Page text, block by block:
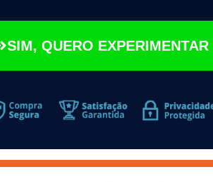
SIM, QUERO EXPERIMENTAR